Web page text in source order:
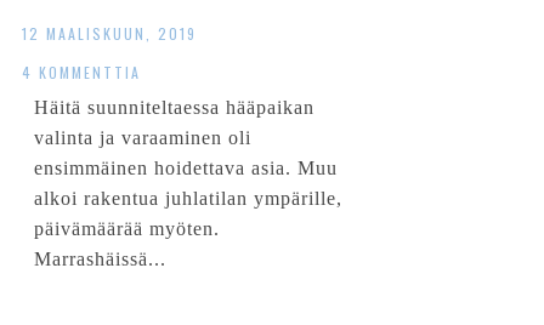
12 MAALISKUUN, 2019
4 KOMMENTTIA
Häitä suunniteltaessa hääpaikan
valinta ja varaaminen oli
ensimmäinen hoidettava asia. Muu
alkoi rakentua juhlatilan ympärille,
päivämäärää myöten.
Marrashäissä...